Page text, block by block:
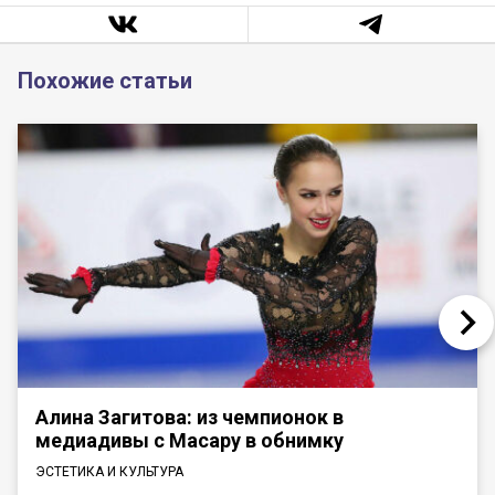
Похожие статьи
Алина Загитова: из чемпионок в
медиадивы с Масару в обнимку
ЭСТЕТИКА И КУЛЬТУРА